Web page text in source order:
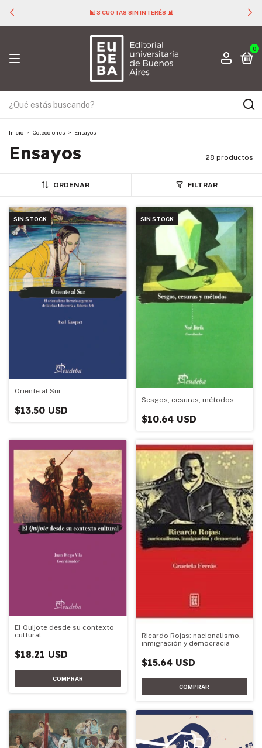
📊 3 CUOTAS SIN INTERÉS 📊
0
Inicio > Colecciones > Ensayos
Ensayos 28 productos
ORDENAR FILTRAR
SIN STOCK
Oriente al Sur
$13.50 USD
SIN STOCK
Sesgos, cesuras, métodos.
$10.64 USD
El Quijote desde su contexto
cultural
$18.21 USD
Ricardo Rojas: nacionalismo,
inmigración y democracia
$15.64 USD